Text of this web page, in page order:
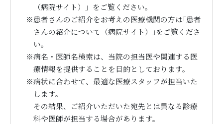
（病院サイト）」をご覧ください。
※患者さんのご紹介をお考えの医療機関の方は｢患者
さんの紹介について（病院サイト）｣をご覧くださ
い。
※病名・医師名検索は、当院の担当医や関連する医
療情報を提供することを目的としております。
※病状に合わせて、最適な医療スタッフが担当いた
します。
その結果、ご紹介いただいた宛先とは異なる診療
科や医師が担当する場合があります。